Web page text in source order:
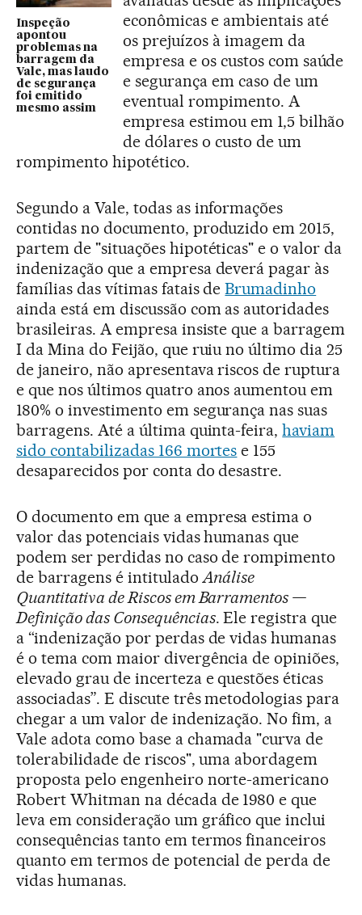
Inspeção
apontou
problemas na
barragem da
Vale, mas laudo
de segurança
foi emitido
mesmo assim
econômicas e ambientais até
os prejuízos à imagem da
empresa e os custos com saúde
e segurança em caso de um
eventual rompimento. A
empresa estimou em 1,5 bilhão
de dólares o custo de um
rompimento hipotético.
Segundo a Vale, todas as informações
contidas no documento, produzido em 2015,
partem de "situações hipotéticas" e o valor da
indenização que a empresa deverá pagar às
famílias das vítimas fatais deBrumadinho
ainda está em discussão com as autoridades
brasileiras. A empresa insiste que a barragem
I da Mina do Feijão, que ruiu no último dia 25
de janeiro, não apresentava riscos de ruptura
e que nos últimos quatro anos aumentou em
180% o investimento em segurança nas suas
barragens. Até a última quinta-feira,haviam
sido contabilizadas 166 mortes e 155
desaparecidos por conta do desastre.
O documento em que a empresa estima o
valor das potenciais vidas humanas que
podem ser perdidas no caso de rompimento
de barragens é intitulado Análise
Quantitativa de Riscos em Barramentos —
Definição das Consequências. Ele registra que
a “indenização por perdas de vidas humanas
é o tema com maior divergência de opiniões,
elevado grau de incerteza e questões éticas
associadas”. E discute três metodologias para
chegar a um valor de indenização. No fim, a
Vale adota como base a chamada "curva de
tolerabilidade de riscos", uma abordagem
proposta pelo engenheiro norte-americano
Robert Whitman na década de 1980 e que
leva em consideração um gráfico que inclui
consequências tanto em termos financeiros
quanto em termos de potencial de perda de
vidas humanas.